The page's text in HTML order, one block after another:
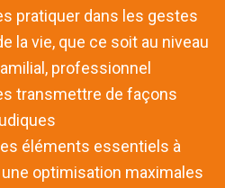
pratiquer dans les gestes
la vie, que ce soit au niveau
professionnel
transmettre de façons
éléments essentiels à
optimisation maximales